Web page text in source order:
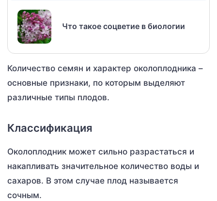
Что такое соцветие в биологии
Количество семян и характер околоплодника –
основные признаки, по которым выделяют
различные типы плодов.
Классификация
Околоплодник может сильно разрастаться и
накапливать значительное количество воды и
сахаров. В этом случае плод называется
сочным.